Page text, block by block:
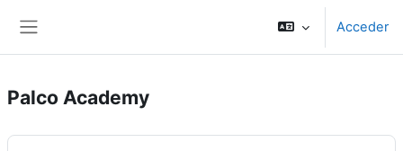
Acceder
Palco Academy